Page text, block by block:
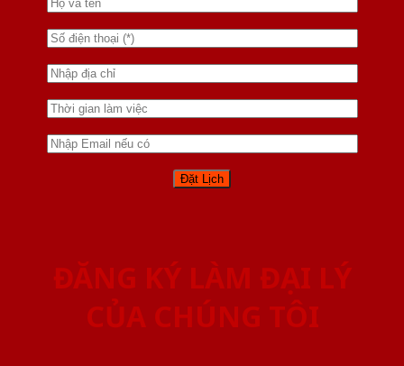
ĐĂNG KÝ LÀM ĐẠI LÝ
CỦA CHÚNG TÔI